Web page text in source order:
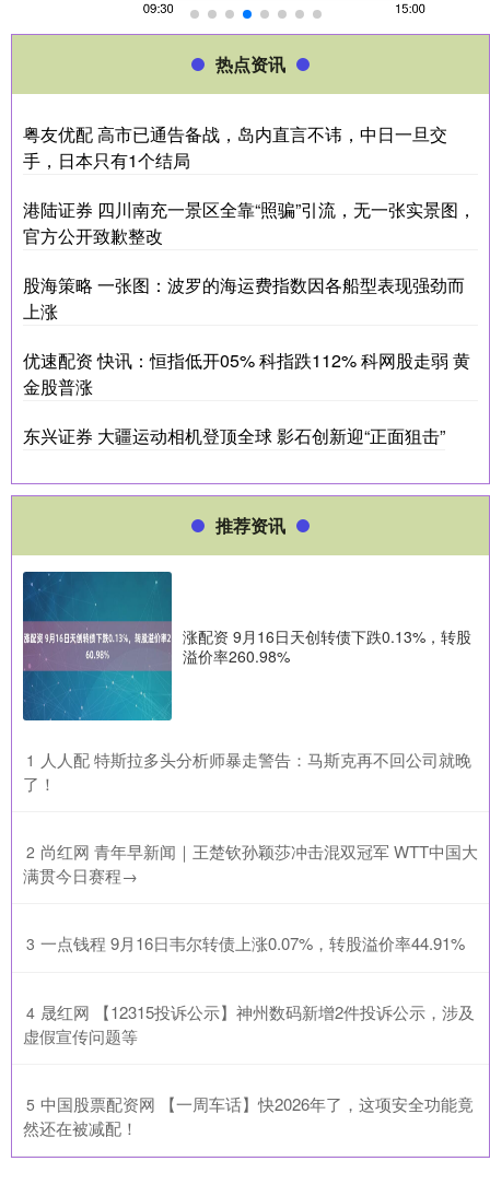
热点资讯
粤友优配 高市已通告备战，岛内直言不讳，中日一旦交
手，日本只有1个结局
港陆证券 四川南充一景区全靠“照骗”引流，无一张实景图，
官方公开致歉整改
股海策略 一张图：波罗的海运费指数因各船型表现强劲而
上涨
优速配资 快讯：恒指低开05% 科指跌112% 科网股走弱 黄
金股普涨
东兴证券 大疆运动相机登顶全球 影石创新迎“正面狙击”
推荐资讯
涨配资 9月16日天创转债下跌0.13%，转股
溢价率260.98%
1 ​人人配 特斯拉多头分析师暴走警告：马斯克再不回公司就晚
了！
2 ​尚红网 青年早新闻｜王楚钦孙颖莎冲击混双冠军 WTT中国大
满贯今日赛程→
3 ​一点钱程 9月16日韦尔转债上涨0.07%，转股溢价率44.91%
4 ​晟红网 【12315投诉公示】神州数码新增2件投诉公示，涉及
虚假宣传问题等
5 ​中国股票配资网 【一周车话】快2026年了，这项安全功能竟
然还在被减配！